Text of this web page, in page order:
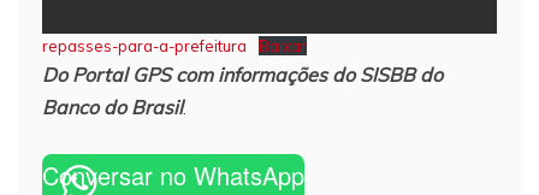
repasses-para-a-prefeitura Baixar
Do Portal GPS com informações do SISBB do
Banco do Brasil.
Conversar no WhatsApp